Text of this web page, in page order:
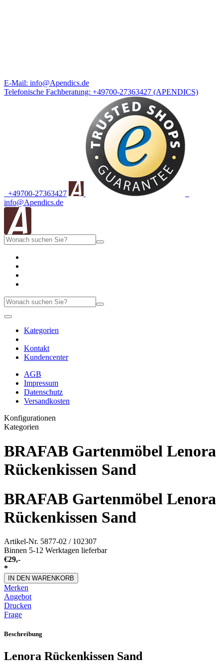
E-Mail: info@Apendics.de
Telefonische Fachberatung: +49700-27363427 (APENDICS)
+49700-27363427
info@Apendics.de
Kategorien
Kontakt
Kundencenter
AGB
Impressum
Datenschutz
Versandkosten
Konfigurationen
Kategorien
BRAFAB Gartenmöbel Lenora
Rückenkissen Sand
BRAFAB Gartenmöbel Lenora
Rückenkissen Sand
Artikel-Nr. 5877-02 / 102307
Binnen 5-12 Werktagen lieferbar
€29,-
*
IN DEN WARENKORB
Merken
Angebot
Drucken
Frage
Beschreibung
Lenora Rückenkissen Sand